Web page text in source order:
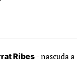
Ribes- nascuda a